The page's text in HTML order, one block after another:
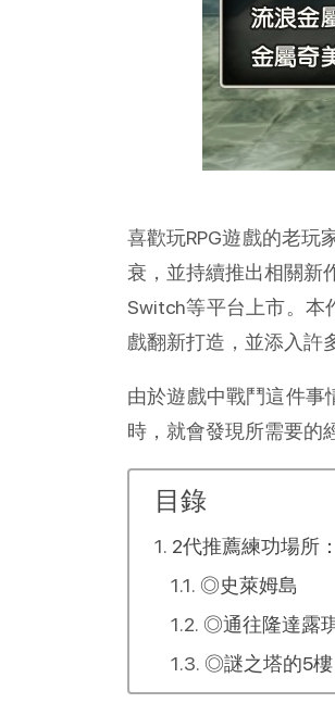
喜歡玩RPG遊戲的老玩
衰，並持續推出相關新
Switch等平台上市。本
戲翻新打造，並添入許
由於遊戲中戰鬥這件事
時，就會發現所需要的
目錄
2代推薦練功場所
◎史萊姆島
◎通往隆達露
◎謎之塔的5樓